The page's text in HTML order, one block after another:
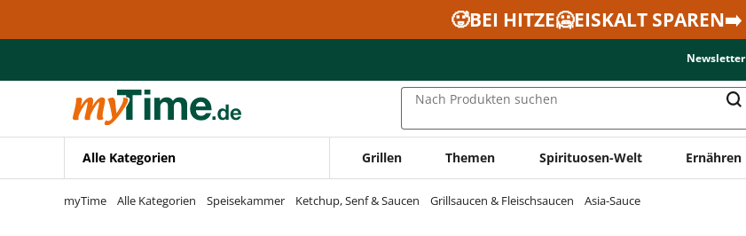
Zur Navigation springen
🥵BEI HITZE🥶EISKALT SPAREN➡️
Newsletter
Nach Produkten suchen
Alle Kategorien Grillen Themen Spirituosen-Welt Ernähren
myTime Alle Kategorien Speisekammer Ketchup, Senf & Saucen Grillsaucen & Fleischsaucen Asia-Sauce